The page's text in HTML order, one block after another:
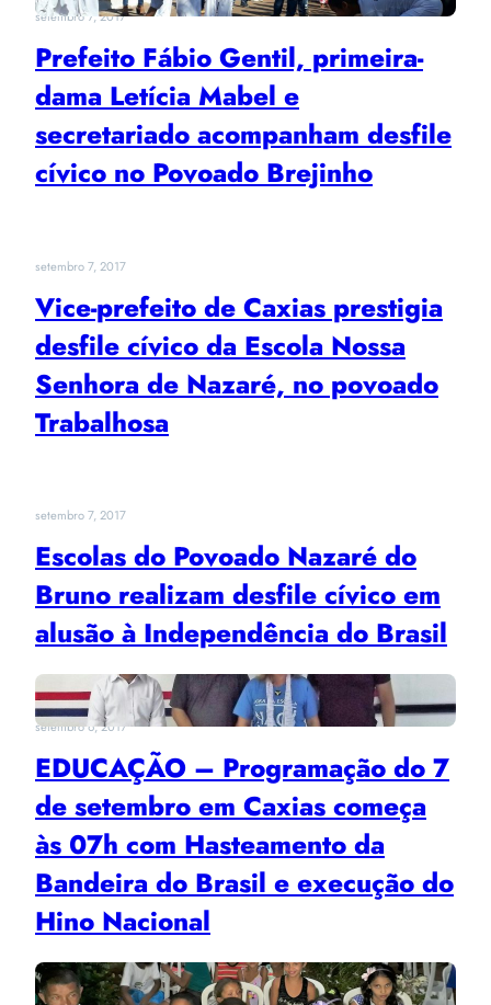
setembro 7, 2017
Prefeito Fábio Gentil, primeira-
dama Letícia Mabel e
secretariado acompanham desfile
cívico no Povoado Brejinho
setembro 7, 2017
Vice-prefeito de Caxias prestigia
desfile cívico da Escola Nossa
Senhora de Nazaré, no povoado
Trabalhosa
setembro 7, 2017
Escolas do Povoado Nazaré do
Bruno realizam desfile cívico em
alusão à Independência do Brasil
setembro 6, 2017
EDUCAÇÃO – Programação do 7
de setembro em Caxias começa
às 07h com Hasteamento da
Bandeira do Brasil e execução do
Hino Nacional